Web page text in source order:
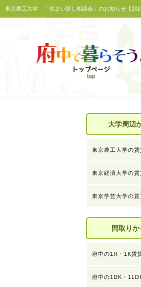
東京農工大学 「住まい探し相談会」のお知らせ【
大学周辺
東京農工大学の賃
東京経済大学の賃
東京学芸大学の賃
間取り
府中の1R・1K賃
府中の1DK・